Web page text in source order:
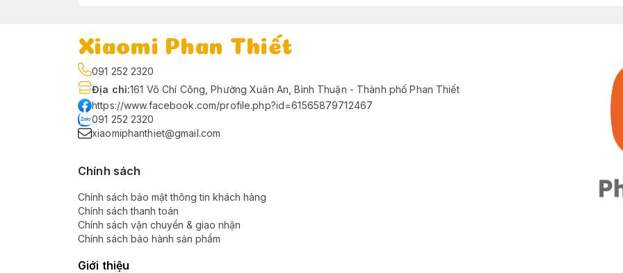
Đèn màn hình máy tính Mijiasở hữu thiết kế đơn giản, người dùng có thể dễ dàng lắp đặt và tháo rời một
kim loại với màu đen hiện đại, tránh bám bụi bẩn và cho độ bền cao. Hơn nữa kích thước đèn chỉ
máy tính tiết kiệm không gian mà không làm che chắn tầm nhìn trên màn hình.
Xiaomi Phan Thiết
091 252 2320
Địa chỉ:161 Võ Chí Công, Phường Xuân An, Bình Thuận - Thành phố Phan Thiết
https://www.facebook.com/profile.php?id=61565879712467
091 252 2320
xiaomiphanthiet@gmail.com
Chính sách
Chính sách bảo mật thông tin khách hàng
Chính sách thanh toán
Chính sách vận chuyển & giao nhận
Chính sách bảo hành sản phẩm
Giới thiệu